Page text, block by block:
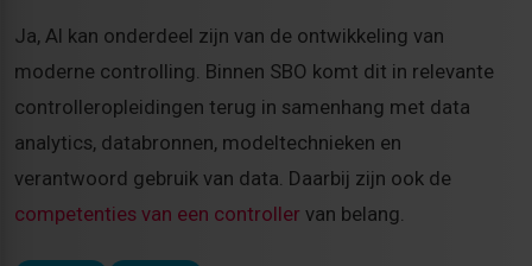
Ja, AI kan onderdeel zijn van de ontwikkeling van
moderne controlling. Binnen SBO komt dit in relevante
controlleropleidingen terug in samenhang met data
analytics, databronnen, modeltechnieken en
verantwoord gebruik van data. Daarbij zijn ook de
competenties van een controller van belang.